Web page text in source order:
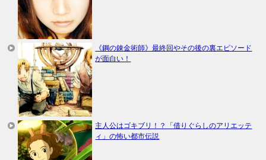
《鋼の錬金術師》最終回やその後の裏エピソード
が面白い！
主人公はゴキブリ！？「借りぐらしのアリエッテ
ィ」の怖い都市伝説